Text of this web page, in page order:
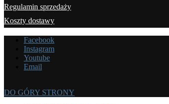
Regulamin sprzedaży
Koszty dostawy
Facebook
Instagram
Youtube
Email
DO GÓRY STRONY